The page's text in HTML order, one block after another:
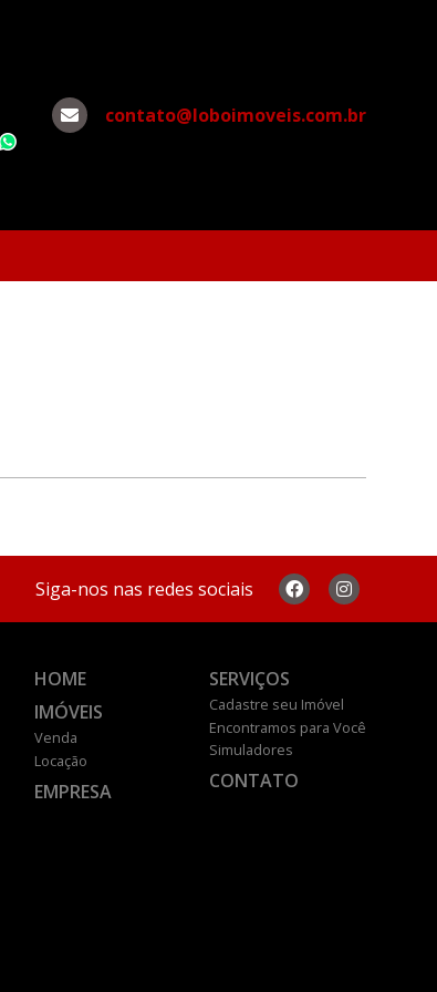
contato@loboimoveis.com.br
Siga-nos nas redes sociais
HOME
IMÓVEIS
Venda
Locação
EMPRESA
SERVIÇOS
Cadastre seu Imóvel
Encontramos para Você
Simuladores
CONTATO